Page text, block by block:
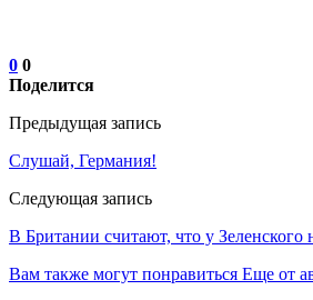
0 0
Поделится
Предыдущая запись
Слушай, Германия!
Следующая запись
В Британии считают, что у Зеленского
Вам также могут понравиться Еще от